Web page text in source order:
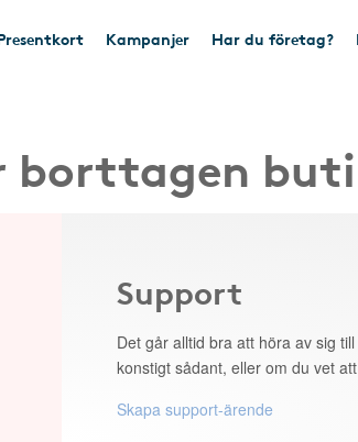
Kampanjer Har du företag?
borttagen
Support
Det går alltid bra att höra av sig
konstigt sådant, eller om du vet
Skapa support-ärende